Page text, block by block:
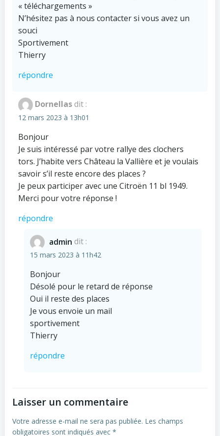
« téléchargements »
N’hésitez pas à nous contacter si vous avez un
souci
Sportivement
Thierry
répondre
Dornellasdit :
12 mars 2023 à 13h01
Bonjour
Je suis intéressé par votre rallye des clochers
tors. J’habite vers Château la Vallière et je voulais
savoir s’il reste encore des places ?
Je peux participer avec une Citroën 11 bl 1949.
Merci pour votre réponse !
répondre
admin dit :
15 mars 2023 à 11h42
Bonjour
Désolé pour le retard de réponse
Oui il reste des places
Je vous envoie un mail
sportivement
Thierry
répondre
Laisser un commentaire
Votre adresse e-mail ne sera pas publiée. Les champs
obligatoires sont indiqués avec *